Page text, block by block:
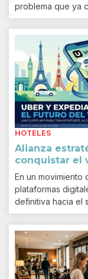
problema que ya
HOTELES
Alianza
conquistar el
En un
plataformas
definitiva hacia el